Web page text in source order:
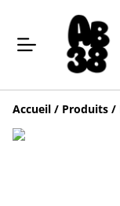
Accueil / Produits /